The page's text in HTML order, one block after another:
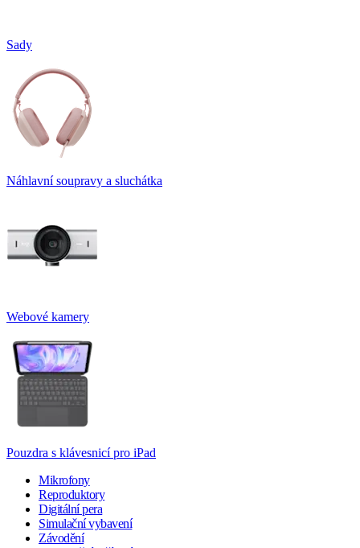
Sady
Náhlavní soupravy a sluchátka
Webové kamery
Pouzdra s klávesnicí pro iPad
Mikrofony
Reproduktory
Digitální pera
Simulační vybavení
Závodění